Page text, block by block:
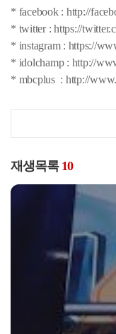
* facebook : http://
* twitter : https://
* instagram : https://
* idolchamp : http://
* mbcplus : http://
재생목록 10